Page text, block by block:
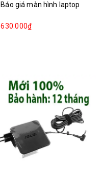
Báo giá màn hình laptop
630.000₫